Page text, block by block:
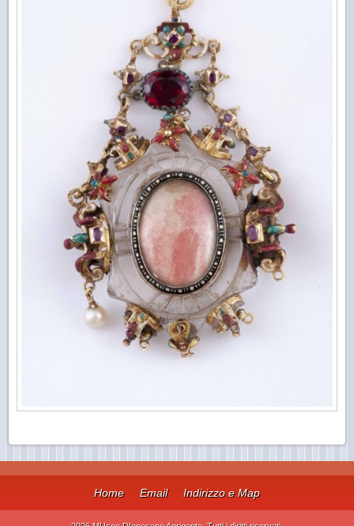
Home Email Indirizzo e Map